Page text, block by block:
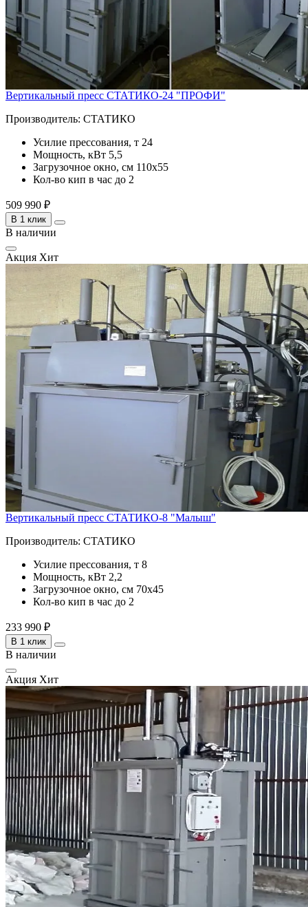
Вертикальный пресс СТАТИКО-24 "ПРОФИ"
Производитель: СТАТИКО
Усилие прессования, т 24
Мощность, кВт 5,5
Загрузочное окно, см 110х55
Кол-во кип в час до 2
509 990 ₽
В 1 клик
В наличии
Акция Хит
Вертикальный пресс СТАТИКО-8 "Малыш"
Производитель: СТАТИКО
Усилие прессования, т 8
Мощность, кВт 2,2
Загрузочное окно, см 70х45
Кол-во кип в час до 2
233 990 ₽
В 1 клик
В наличии
Акция Хит